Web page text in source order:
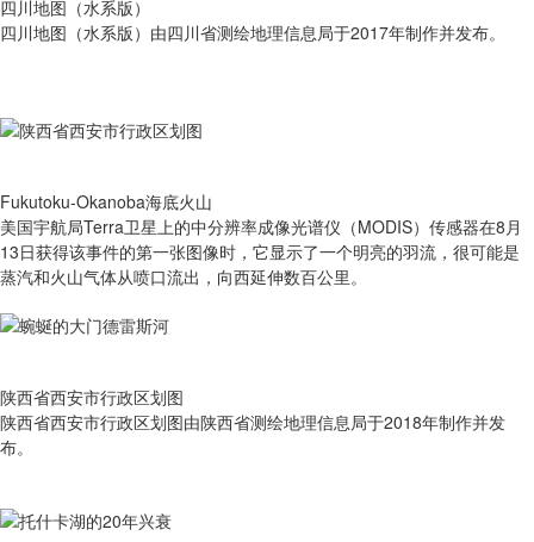
四川地图（水系版）
四川地图（水系版）由四川省测绘地理信息局于2017年制作并发布。
Fukutoku-Okanoba海底火山
美国宇航局Terra卫星上的中分辨率成像光谱仪（MODIS）传感器在8月
13日获得该事件的第一张图像时，它显示了一个明亮的羽流，很可能是
蒸汽和火山气体从喷口流出，向西延伸数百公里。
陕西省西安市行政区划图
陕西省西安市行政区划图由陕西省测绘地理信息局于2018年制作并发
布。